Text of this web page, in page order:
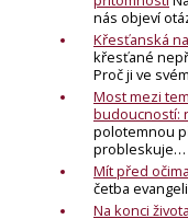
nás objeví
Křesťanská
křesťané
Proč ji ve
Most mezi
budoucností:
polotemnou
probleskuje…
Mít před
četba
Na konci